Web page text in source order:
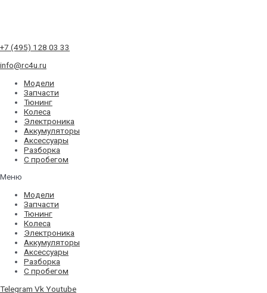
+7 (495) 128 03 33
info@rc4u.ru
Модели
Запчасти
Тюнинг
Колеса
Электроника
Аккумуляторы
Аксессуары
Разборка
С пробегом
Меню
Модели
Запчасти
Тюнинг
Колеса
Электроника
Аккумуляторы
Аксессуары
Разборка
С пробегом
Telegram Vk Youtube